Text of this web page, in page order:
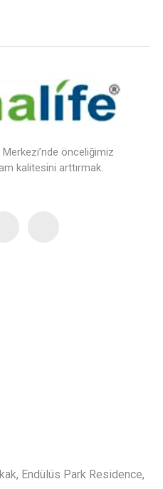
Merkezi’nde önceliğimiz
kalitesini arttırmak.
Endülüs Park Residence,